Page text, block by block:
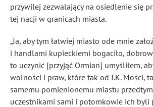
przywilej zezwalający na osiedlenie się
tej nacji w granicach miasta.
„Ja, aby tym łatwiej miasto ode mnie
i handlami kupieckiemi bogaciło,
to uczynić [przyjąć Ormian] umyśliłem,
wolności i praw, które tak od J.K. Mości,
samemu pomienionemu miastu
uczestnikami sami i potomkowie ich byli